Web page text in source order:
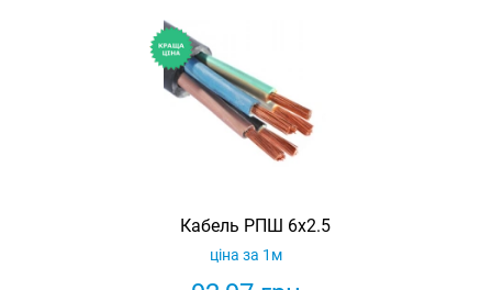
Кабель РПШ 6х2.5
ціна за 1м